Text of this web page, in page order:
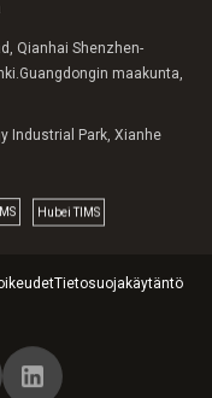
Qianhai Shenzhen-
maakunta,
Industrial Park, Xianhe
Hubei TIMS
Tietosuojakäytäntö